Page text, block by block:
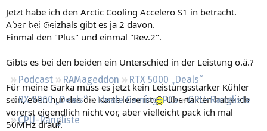
Leserartikel
Podcast RAMageddon
RTX 5000 „Deals“
RX 9000 „Deals“
Ideale Gaming-PCs
GPU-Rangliste
CPU-Rangliste
Jetzt habe ich den Arctic Cooling Accelero S1 in betracht.
Aber bei Geizhals gibt es ja 2 davon.
Einmal den "Plus" und einmal "Rev.2".
Gibts es bei den beiden ein Unterschied in der Leistung o.ä.?
Für meine Garka muss es jetzt kein Leistungsstarker Kühler
sein, eben nur das die Karte leise ist
Übertakten habe ich
vorerst eigendlich nicht vor, aber vielleicht pack ich mal
50MHz drauf.